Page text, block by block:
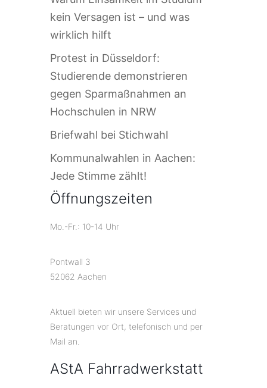
kein Versagen ist – und was
wirklich hilft
Protest in Düsseldorf:
Studierende demonstrieren
gegen Sparmaßnahmen an
Hochschulen in NRW
Briefwahl bei Stichwahl
Kommunalwahlen in Aachen:
Jede Stimme zählt!
Öffnungszeiten
Mo.-Fr.: 10-14 Uhr
Pontwall 3
52062 Aachen
Aktuell bieten wir unsere Services und
Beratungen vor Ort, telefonisch und per
Mail an.
AStA Fahrradwerkstatt